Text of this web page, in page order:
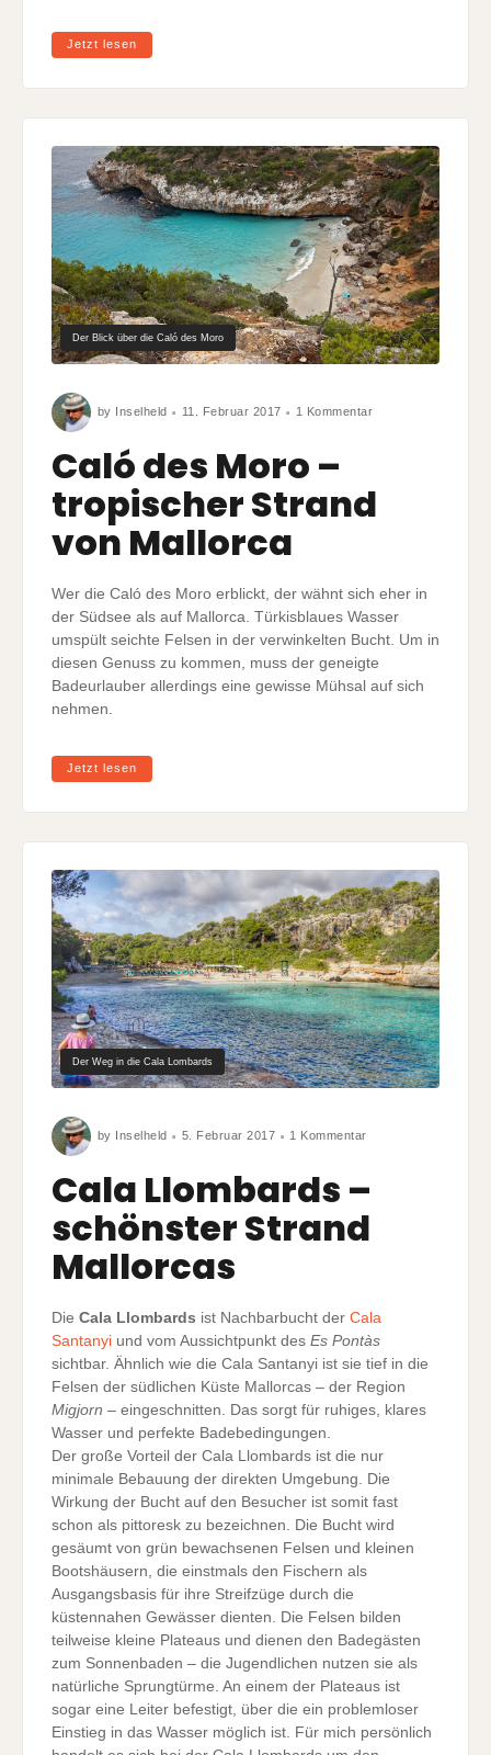
Jetzt lesen
Der Blick über die Caló des Moro
by Inselheld 11. Februar 2017 1 KommentarCaló
Caló des Moro –
tropischer Strand
von Mallorca
Wer die Caló des Moro erblickt, der wähnt sich eher in
der Südsee als auf Mallorca. Türkisblaues Wasser
umspült seichte Felsen in der verwinkelten Bucht. Um in
diesen Genuss zu kommen, muss der geneigte
Badeurlauber allerdings eine gewisse Mühsal auf sich
nehmen.
Jetzt lesen
Der Weg in die Cala Lombards
by Inselheld 5. Februar 2017 1 KommentarCala
Strand
Cala Llombards –
schönster Strand
Mallorcas
Die Cala Llombards ist Nachbarbucht der Cala
Santanyiund vom Aussichtpunkt des Es Pontàs
sichtbar. Ähnlich wie die Cala Santanyi ist sie tief in die
Felsen der südlichen Küste Mallorcas – der Region
Migjorn – eingeschnitten. Das sorgt für ruhiges, klares
Wasser und perfekte Badebedingungen.
Der große Vorteil der Cala Llombards ist die nur
minimale Bebauung der direkten Umgebung. Die
Wirkung der Bucht auf den Besucher ist somit fast
schon als pittoresk zu bezeichnen. Die Bucht wird
gesäumt von grün bewachsenen Felsen und kleinen
Bootshäusern, die einstmals den Fischern als
Ausgangsbasis für ihre Streifzüge durch die
küstennahen Gewässer dienten. Die Felsen bilden
teilweise kleine Plateaus und dienen den Badegästen
zum Sonnenbaden – die Jugendlichen nutzen sie als
natürliche Sprungtürme. An einem der Plateaus ist
sogar eine Leiter befestigt, über die ein problemloser
Einstieg in das Wasser möglich ist. Für mich persönlich